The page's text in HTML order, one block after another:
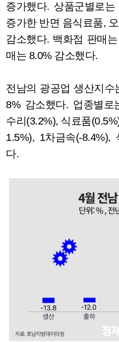
증가했다. 상품군별로
증가한 반면 음식료품,
감소했다. 백화점 판매
매는 8.0% 감소했다.
전남의 광공업 생산지
8% 감소했다. 업종별로
수리(3.2%), 식료품
1.5%), 1차금속(-8.4%),
다.